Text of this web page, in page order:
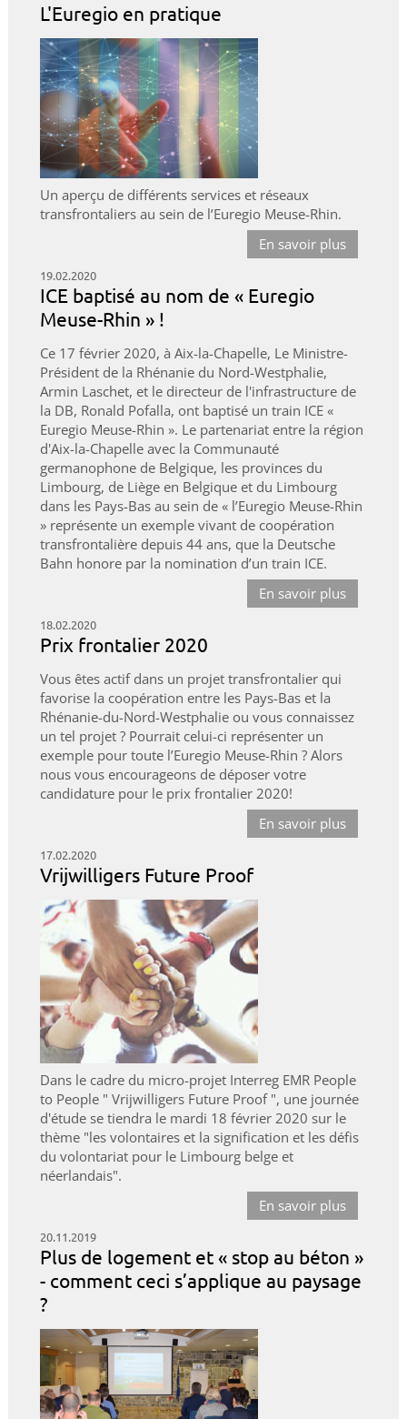
L'Euregio en pratique
Un aperçu de différents services et réseaux
transfrontaliers au sein de l’Euregio Meuse-Rhin.
En savoir plus
19.02.2020
ICE baptisé au nom de « Euregio
Meuse-Rhin » !
Ce 17 février 2020, à Aix-la-Chapelle, Le Ministre-
Président de la Rhénanie du Nord-Westphalie,
Armin Laschet, et le directeur de l'infrastructure de
la DB, Ronald Pofalla, ont baptisé un train ICE «
Euregio Meuse-Rhin ». Le partenariat entre la région
d'Aix-la-Chapelle avec la Communauté
germanophone de Belgique, les provinces du
Limbourg, de Liège en Belgique et du Limbourg
dans les Pays-Bas au sein de « l’Euregio Meuse-Rhin
» représente un exemple vivant de coopération
transfrontalière depuis 44 ans, que la Deutsche
Bahn honore par la nomination d’un train ICE.
En savoir plus
18.02.2020
Prix frontalier 2020
Vous êtes actif dans un projet transfrontalier qui
favorise la coopération entre les Pays-Bas et la
Rhénanie-du-Nord-Westphalie ou vous connaissez
un tel projet ? Pourrait celui-ci représenter un
exemple pour toute l’Euregio Meuse-Rhin ? Alors
nous vous encourageons de déposer votre
candidature pour le prix frontalier 2020!
En savoir plus
17.02.2020
Vrijwilligers Future Proof
Dans le cadre du micro-projet Interreg EMR People
to People " Vrijwilligers Future Proof ", une journée
d'étude se tiendra le mardi 18 février 2020 sur le
thème "les volontaires et la signification et les défis
du volontariat pour le Limbourg belge et
néerlandais".
En savoir plus
20.11.2019
Plus de logement et « stop au béton »
- comment ceci s’applique au paysage
?